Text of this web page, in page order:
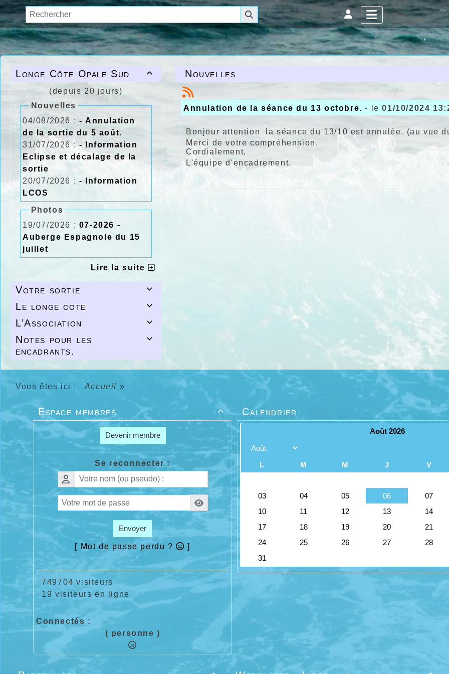

Longe Côte Opale Sud
(depuis 20 jours)
Nouvelles
04/08/2026 : - Annulation
de la sortie du 5 août.
31/07/2026 :- Information
Eclipse et décalage de la
sortie
20/07/2026 : - Information
LCOS
Photos
19/07/2026 : 07-2026 -
Auberge Espagnole du 15
juillet
Lire la suite

Votre sortie

Le longe cote

L’Association

Notes pour les
encadrants.
Nouvelles
Annulation de la séance du 13 octobre. - le01/10/2024
Bonjour attention la séance du 13/10 est annulée. (au vue
Merci de votre compréhension.
Cordialement,
L'équipe d'encadrement.
Vous êtes ici : Accueil »

Espace membres
Devenir membre
Se reconnecter :
Envoyer
[ Mot de passe perdu ? ]
749704 visiteurs
19 visiteurs en ligne
Connectés :
( personne )
Calendrier